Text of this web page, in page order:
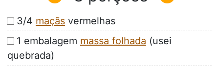
3/4 maçãs vermelhas
1 embalagem massa folhada (usei
quebrada)